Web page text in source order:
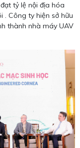
tỷ lệ nội địa hóa
. Công ty hiện sở hữu
thành nhà máy UAV